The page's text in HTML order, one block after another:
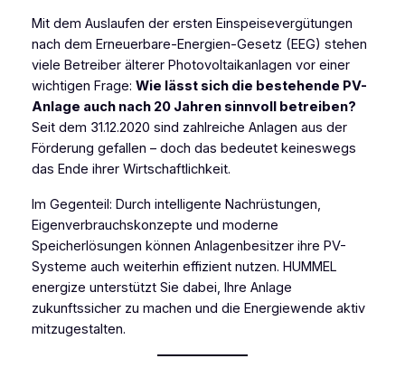
Mit dem Auslaufen der ersten Einspeisevergütungen
nach dem Erneuerbare-Energien-Gesetz (EEG) stehen
viele Betreiber älterer Photovoltaikanlagen vor einer
wichtigen Frage: Wie lässt sich die bestehende PV-
Anlage auch nach 20 Jahren sinnvoll betreiben?
Seit dem 31.12.2020 sind zahlreiche Anlagen aus der
Förderung gefallen – doch das bedeutet keineswegs
das Ende ihrer Wirtschaftlichkeit.
Im Gegenteil: Durch intelligente Nachrüstungen,
Eigenverbrauchskonzepte und moderne
Speicherlösungen können Anlagenbesitzer ihre PV-
Systeme auch weiterhin effizient nutzen. HUMMEL
energize unterstützt Sie dabei, Ihre Anlage
zukunftssicher zu machen und die Energiewende aktiv
mitzugestalten.